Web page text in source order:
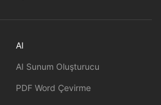
AI
AI Sunum Oluşturucu
PDF Word Çevirme